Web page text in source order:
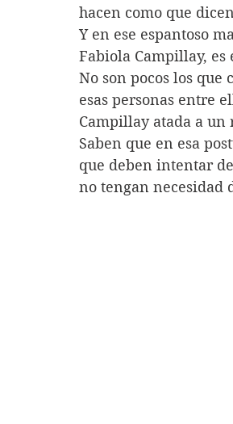
hacen como que
Y en ese espantoso
Fabiola Campillay, es
No son pocos los
esas personas entre
Campillay atada a
Saben que en esa
que deben intentar
no tengan necesidad